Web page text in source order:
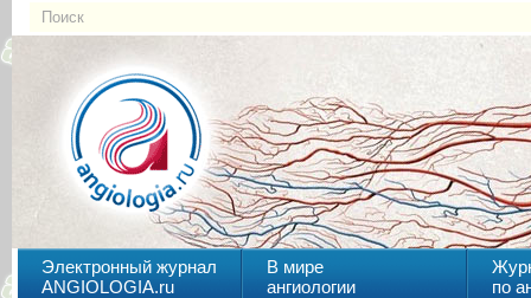
Электронный журнал
ANGIOLOGIA.ru
В мире
ангиологии
по